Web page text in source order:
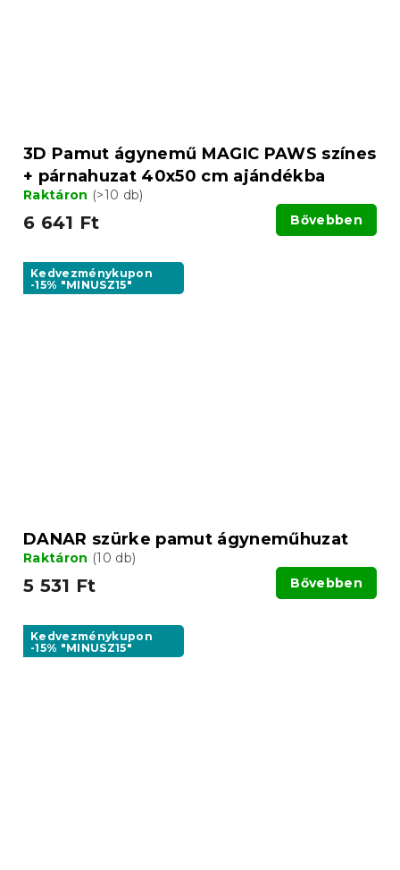
3D Pamut ágynemű MAGIC PAWS színes
+ párnahuzat 40x50 cm ajándékba
Raktáron (>10 db)
6 641 Ft Bővebben
Kedvezménykupon
-15% "MINUSZ15"
DANAR szürke pamut ágyneműhuzat
Raktáron (10 db)
5 531 Ft Bővebben
Kedvezménykupon
-15% "MINUSZ15"